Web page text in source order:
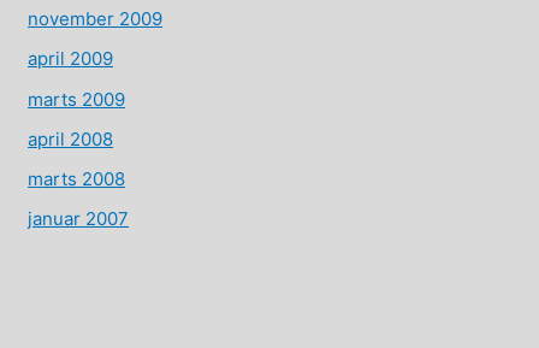
november 2009
april 2009
marts 2009
april 2008
marts 2008
januar 2007